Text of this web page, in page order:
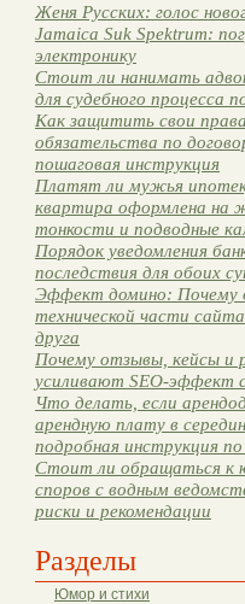
Женя Русских: голос
Jamaica Suk Spektrum:
электронику
Стоит ли нанимать
для судебного процесса
Как защитить свои
обязательства по
пошаговая инструкция
Платят ли мужья
квартира оформлена на
тонкости и подводные
Порядок уведомления
последствия для обоих
Эффект домино: Почему
технической части
друга
Почему отзывы, кейсы и
усиливают SEO-эффект
Что делать, если
арендную плату в
подробная инструкция
Стоит ли обращаться к
споров с водным
риски и рекомендации
Разделы
Юмор и стихи